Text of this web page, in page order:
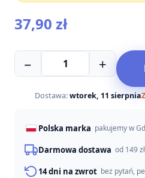
37,90 zł
−
ilość
Totobi
mgiełka
rozczesywanie
300ml
+
Dostawa: wtorek, 11 sierpnia
Polska marka pakujemy w
Darmowa dostawa od 149 zł
14 dni na zwrot bez pytań,